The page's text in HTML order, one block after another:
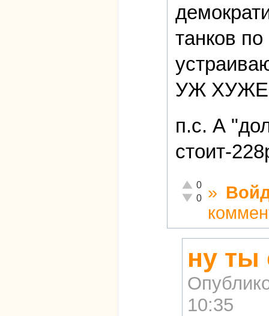
танков
УЖ
п.с. А
стоит-
Отлично!
0
Неадекватно!
0 »
ну ты
10:35